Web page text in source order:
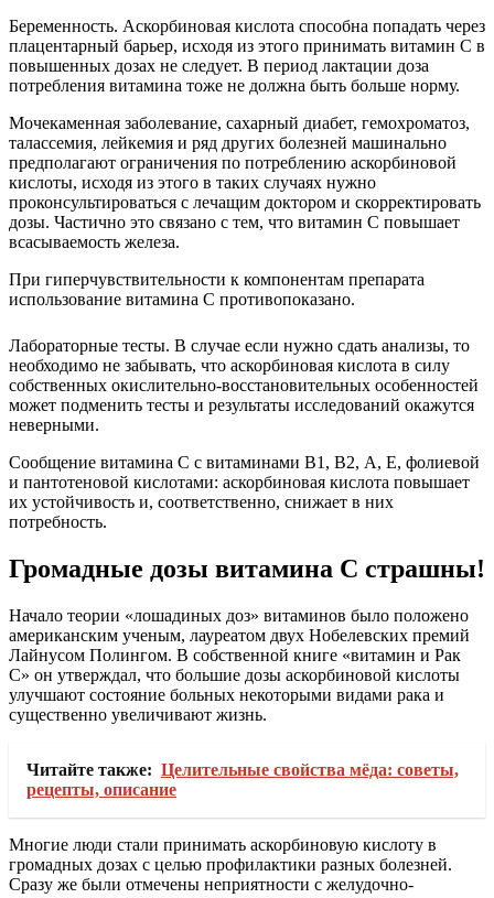
Беременность. Аскорбиновая кислота способна попадать через
плацентарный барьер, исходя из этого принимать витамин С в
повышенных дозах не следует. В период лактации доза
потребления витамина тоже не должна быть больше норму.
Мочекаменная заболевание, сахарный диабет, гемохроматоз,
талассемия, лейкемия и ряд других болезней машинально
предполагают ограничения по потреблению аскорбиновой
кислоты, исходя из этого в таких случаях нужно
проконсультироваться с лечащим доктором и скорректировать
дозы. Частично это связано с тем, что витамин С повышает
всасываемость железа.
При гиперчувствительности к компонентам препарата
использование витамина С противопоказано.
Лабораторные тесты. В случае если нужно сдать анализы, то
необходимо не забывать, что аскорбиновая кислота в силу
собственных окислительно-восстановительных особенностей
может подменить тесты и результаты исследований окажутся
неверными.
Сообщение витамина С с витаминами В1, В2, А, Е, фолиевой
и пантотеновой кислотами: аскорбиновая кислота повышает
их устойчивость и, соответственно, снижает в них
потребность.
Громадные дозы витамина С страшны!
Начало теории «лошадиных доз» витаминов было положено
американским ученым, лауреатом двух Нобелевских премий
Лайнусом Полингом. В собственной книге «витамин и Рак
С» он утверждал, что большие дозы аскорбиновой кислоты
улучшают состояние больных некоторыми видами рака и
существенно увеличивают жизнь.
Читайте также: Целительные свойства мёда: советы,
рецепты, описание
Многие люди стали принимать аскорбиновую кислоту в
громадных дозах с целью профилактики разных болезней.
Сразу же были отмечены неприятности с желудочно-